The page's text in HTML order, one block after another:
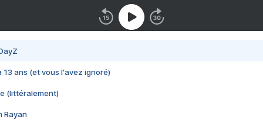
13 ans (et vous l'avez ignoré)
(littéralement)
Rayan